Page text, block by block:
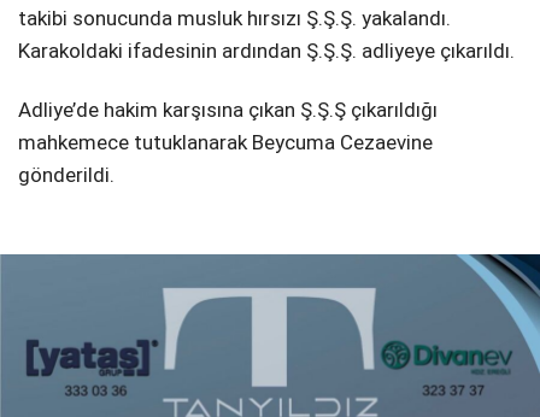
takibi sonucunda musluk hırsızı Ş.Ş.Ş. yakalandı.
Karakoldaki ifadesinin ardından Ş.Ş.Ş. adliyeye çıkarıldı.
Adliye’de hakim karşısına çıkan Ş.Ş.Ş çıkarıldığı
mahkemece tutuklanarak Beycuma Cezaevine
gönderildi.